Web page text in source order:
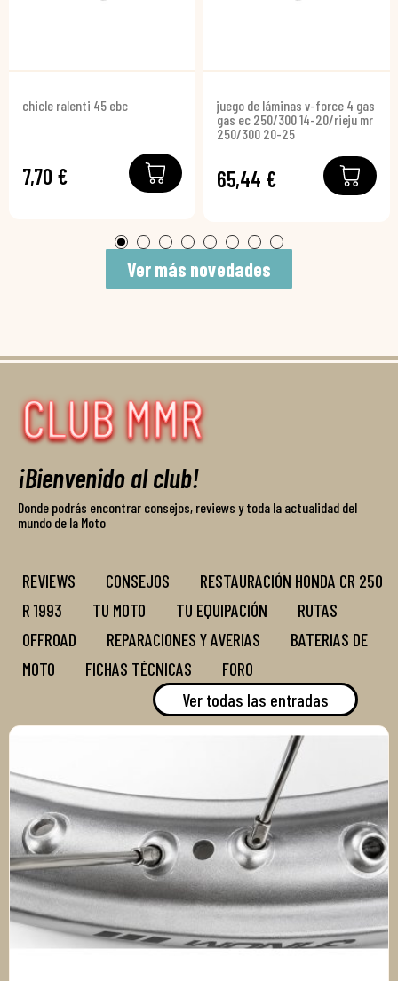
chicle ralenti 45 ebc
7,70 €
juego de láminas v-force 4 gas
gas ec 250/300 14-20/rieju mr
250/300 20-25
65,44 €
Ver más novedades
¡Bienvenido al club!
Donde podrás encontrar consejos, reviews y toda la actualidad del
mundo de la Moto
REVIEWS CONSEJOS
RESTAURACIÓN HONDA CR 250
R 1993
TU MOTO TU EQUIPACIÓN
RUTAS
OFFROAD
REPARACIONES Y AVERIAS
BATERIAS DE
MOTO
FICHAS TÉCNICAS
FORO
Ver todas las entradas